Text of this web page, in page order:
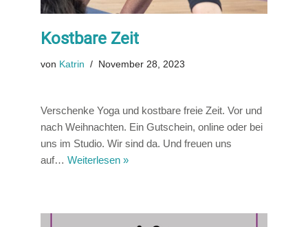
Kostbare Zeit
von Katrin November 28, 2023
Verschenke Yoga und kostbare freie Zeit. Vor und
nach Weihnachten. Ein Gutschein, online oder bei
uns im Studio. Wir sind da. Und freuen uns
auf… Weiterlesen »